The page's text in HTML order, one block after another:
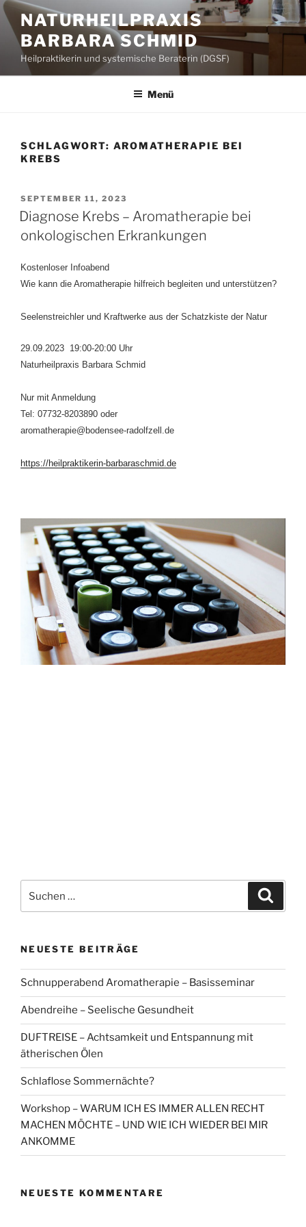
Zum
Inhalt
springen
NATURHEILPRAXIS
BARBARA SCHMID
Heilpraktikerin und systemische Beraterin (DGSF)
Menü
SCHLAGWORT: AROMATHERAPIE BEI
KREBS
VERÖFFENTLICHT
AM
SEPTEMBER 11, 2023
Diagnose Krebs – Aromatherapie bei
onkologischen Erkrankungen
Kostenloser Infoabend
Wie kann die Aromatherapie hilfreich begleiten und unterstützen?
Seelenstreichler und Kraftwerke aus der Schatzkiste der Natur
29.09.2023 19:00-20:00 Uhr
Naturheilpraxis Barbara Schmid
Nur mit Anmeldung
Tel: 07732-8203890 oder
aromatherapie@bodensee-radolfzell.de
https://heilpraktikerin-barbaraschmid.de
nach:
NEUESTE BEITRÄGE
Schnupperabend Aromatherapie – Basisseminar
Abendreihe – Seelische Gesundheit
DUFTREISE – Achtsamkeit und Entspannung mit
ätherischen Ölen
Schlaflose Sommernächte?
Workshop – WARUM ICH ES IMMER ALLEN RECHT
MACHEN MÖCHTE – UND WIE ICH WIEDER BEI MIR
ANKOMME
NEUESTE KOMMENTARE